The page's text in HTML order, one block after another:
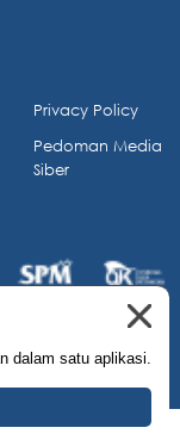
dalam satu aplikasi.
Privacy Policy
Pedoman Media
Siber